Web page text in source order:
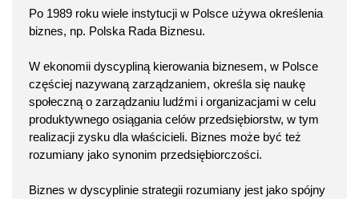
Po 1989 roku wiele instytucji w Polsce używa określenia
biznes, np. Polska Rada Biznesu.
W ekonomii dyscypliną kierowania biznesem, w Polsce
częściej nazywaną zarządzaniem, określa się naukę
społeczną o zarządzaniu ludźmi i organizacjami w celu
produktywnego osiągania celów przedsiębiorstw, w tym
realizacji zysku dla właścicieli. Biznes może być też
rozumiany jako synonim przedsiębiorczości.
Biznes w dyscyplinie strategii rozumiany jest jako spójny